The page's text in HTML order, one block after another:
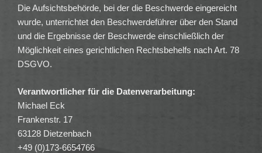
Die Aufsichtsbehörde, bei der die Beschwerde eingereicht
wurde, unterrichtet den Beschwerdeführer über den Stand
und die Ergebnisse der Beschwerde einschließlich der
Möglichkeit eines gerichtlichen Rechtsbehelfs nach Art. 78
DSGVO.
Verantwortlicher für die Datenverarbeitung:
Michael Eck
Frankenstr. 17
63128 Dietzenbach
+49 (0)173-6654766